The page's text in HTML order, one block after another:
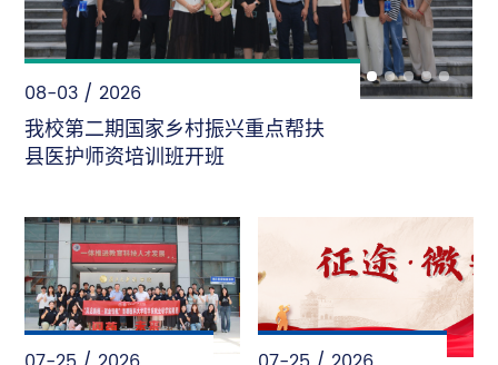
08-02 / 2026
“暑”光里的首医人——致敬每一份
“不被看见”的坚守